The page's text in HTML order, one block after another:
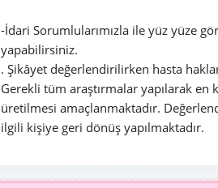
-İdari Sorumlularımızla ile yüz yüze
yapabilirsiniz.
. Şikâyet değerlendirilirken hasta
Gerekli tüm araştırmalar yapılarak en
üretilmesi amaçlanmaktadır.
ilgili kişiye geri dönüş yapılmaktadır.